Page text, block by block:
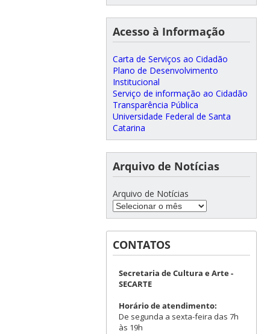
Acesso à Informação
Carta de Serviços ao Cidadão
Plano de Desenvolvimento
Institucional
Serviço de informação ao Cidadão
Transparência Pública
Universidade Federal de Santa
Catarina
Arquivo de Notícias
Arquivo de Notícias
CONTATOS
Secretaria de Cultura e Arte -
SECARTE
Horário de atendimento:
De segunda a sexta-feira das 7h
às 19h